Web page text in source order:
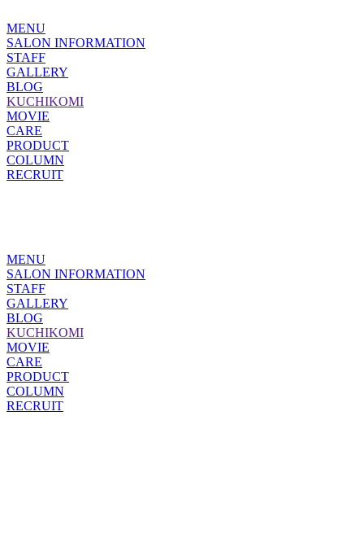
MENU
SALON INFORMATION
STAFF
GALLERY
BLOG
KUCHIKOMI
MOVIE
CARE
PRODUCT
COLUMN
RECRUIT
MENU
SALON INFORMATION
STAFF
GALLERY
BLOG
KUCHIKOMI
MOVIE
CARE
PRODUCT
COLUMN
RECRUIT